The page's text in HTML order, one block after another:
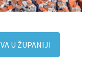
U ŽUPANIJI